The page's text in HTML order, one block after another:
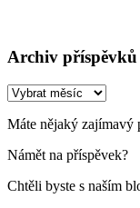
Archiv příspěvků
Archiv
Máte nějaký zajímavý
Námět na příspěvek?
Chtěli byste s naším